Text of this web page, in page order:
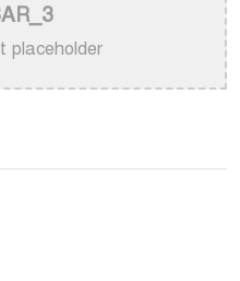
পরিচালক হিসেবে
পড়া বাংলা গানের অমর
placeholder